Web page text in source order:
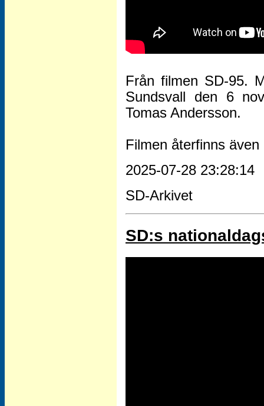
Från filmen SD-95.
Sundsvall den 6
Tomas Andersson.
Filmen återfinns
2025-07-28 23:28:14
SD-Arkivet
SD:s